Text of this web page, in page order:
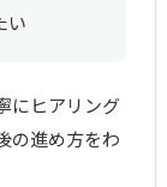
い
にヒアリング
の進め方をわ